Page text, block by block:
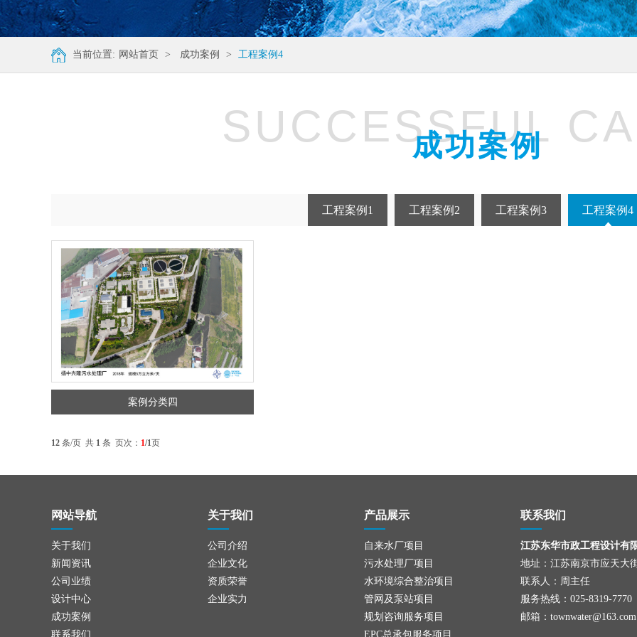
当前位置: 网站首页 > 成功案例 > 工程案例4
SUCCESSFUL
成功案例
工程案例1 工程案例2 工程案例3 工程案例4
案例分类四
12 条/页 共 1 条 页次： 1/1页
网站导航
关于我们
新闻资讯
公司业绩
设计中心
成功案例
联系我们
关于我们
公司介绍
企业文化
资质荣誉
企业实力
产品展示
自来水厂项目
污水处理厂项目
水环境综合整治项目
管网及泵站项目
规划咨询服务项目
EPC总承包服务项目
联系我们
江苏东华市政工程设计有
地址：江苏南京市应天大
联系人：周主任
服务热线：025-8319-7770
邮箱：townwater@163.com